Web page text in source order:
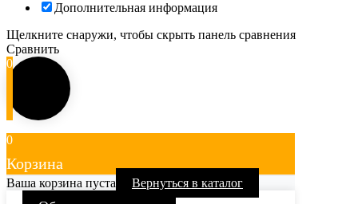
Дополнительная информация
Щелкните снаружи, чтобы скрыть панель сравнения
Сравнить
0
0
Корзина
Ваша корзина пуста Вернуться в каталог